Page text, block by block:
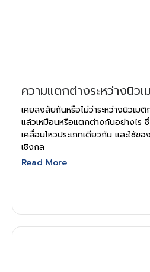
ความแตกต่างระหว่างนิว
เคยสงสัยกันหรือไม่ว่าระหว่างนิวเม
แล้วเหมือนหรือแตกต่างกันอย่างไร
เคลื่อนไหวประเภทเดียวกัน และใช้ข
เชิงกล
Read More